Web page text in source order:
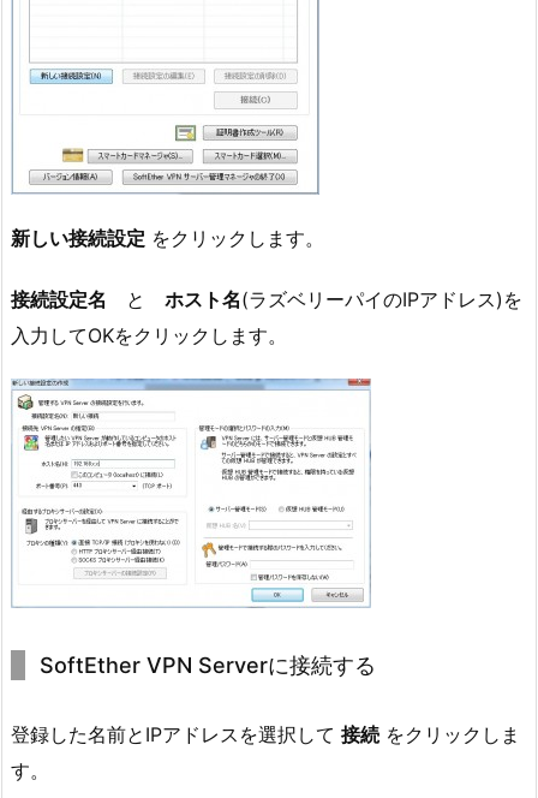
新しい接続設定 をクリックします。
接続設定名 と ホスト名(ラズベリーパイのIPアドレス)を
入力してOKをクリックします。
SoftEther VPN Serverに接続する
登録した名前とIPアドレスを選択して 接続 をクリックしま
す。